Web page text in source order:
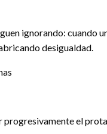
ignorando: cuando
desigualdad.
progresivamente el